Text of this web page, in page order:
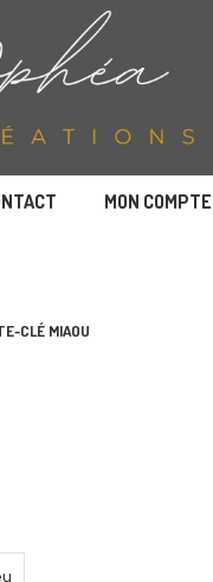
MON COMPTE
CLÉ MIAOU